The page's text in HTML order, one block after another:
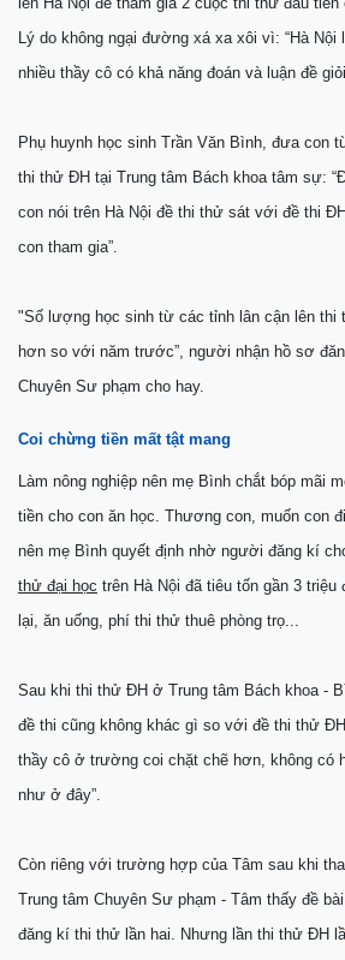
Lý do không ngại đường xá xa xôi vì: “Hà Nội
nhiều thầy cô có khả năng đoán và luận đề
Phụ huynh học sinh Trần Văn Bình, đưa con
thi thử ĐH tại Trung tâm Bách khoa tâm sự:
con nói trên Hà Nội đề thi thử sát với đề thi
con tham gia”.
"Số lượng học sinh từ các tỉnh lân cận lên thi
hơn so với năm trước”, người nhận hồ sơ
Chuyên Sư phạm cho hay.
Coi chừng tiền mất tật mang
Làm nông nghiệp nên mẹ Bình chắt bóp mãi
tiền cho con ăn học. Thương con, muốn con
nên mẹ Bình quyết định nhờ người đăng kí
thử đại học trên Hà Nội đã tiêu tốn gần 3 triệu
lại, ăn uống, phí thi thử thuê phòng trọ...
Sau khi thi thử ĐH ở Trung tâm Bách khoa -
đề thi cũng không khác gì so với đề thi thử
thầy cô ở trường coi chặt chẽ hơn, không có
như ở đây”.
Còn riêng với trường hợp của Tâm sau khi
Trung tâm Chuyên Sư phạm - Tâm thấy đề
đăng kí thi thử lần hai. Nhưng lần thi thử ĐH